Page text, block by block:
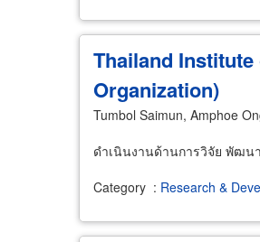
Thailand
Organization)
Tumbol Saimun, Amphoe
ดำเนินงานด้านการวิจัย พัฒน
Category : Research &